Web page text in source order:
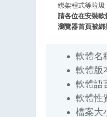
綁架程式等垃圾
請各位在安裝
瀏覽器首頁被綁
軟體版本
軟體語言
軟體性質
檔案大
系統支